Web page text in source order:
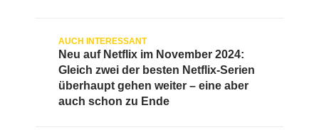
Neu auf Netflix im November 2024:
Gleich zwei der besten Netflix-Serien
überhaupt gehen weiter – eine aber
auch schon zu Ende